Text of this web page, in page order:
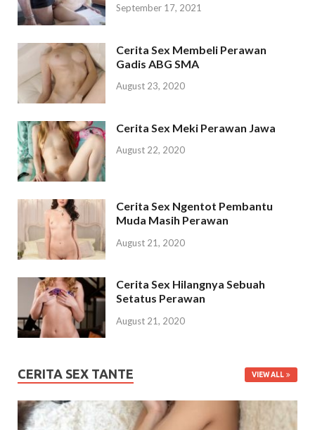
September 17, 2021
Cerita Sex Membeli Perawan
Gadis ABG SMA
August 23, 2020
Cerita Sex Meki Perawan Jawa
August 22, 2020
Cerita Sex Ngentot Pembantu
Muda Masih Perawan
August 21, 2020
Cerita Sex Hilangnya Sebuah
Setatus Perawan
August 21, 2020
CERITA SEX TANTE VIEW ALL